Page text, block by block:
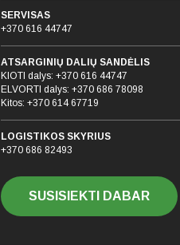
SERVISAS
+370 616 44747
ATSARGINIŲ DALIŲ SANDĖLIS
KIOTI dalys: +370 616 44747
ELVORTI dalys: +370 686 78098
Kitos: +370 614 67719
LOGISTIKOS SKYRIUS
+370 686 82493
SUSISIEKTI DABAR